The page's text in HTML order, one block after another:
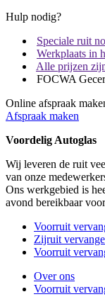
Hulp nodig?
Speciale ruit
Werkplaats in
Alle prijzen
FOCWA
Online afspraak
Afspraak maken
Voordelig Autoglas
Wij leveren de ruit
van onze
Ons werkgebied is
avond bereikbaar
Voorruit
Zijruit
Voorruit
Over ons
Voorruit